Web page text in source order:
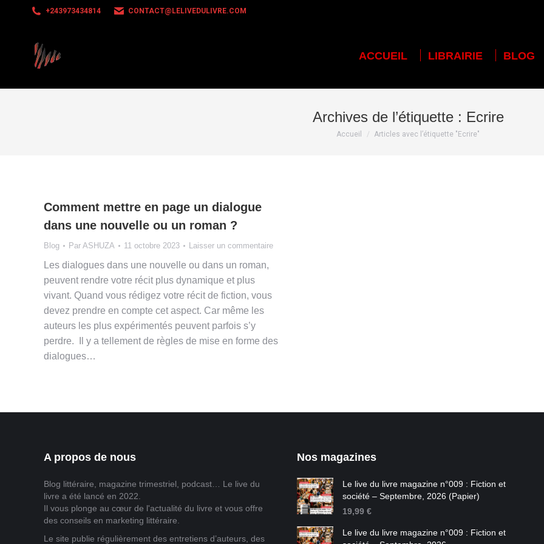
+243973434814 CONTACT@LELIVEDULIVRE.COM
ACCUEIL LIBRAIRIE BLOG
Archives de l’étiquette : Ecrire
Vous êtes ici :
Accueil Articles avec l’étiquette "Ecrire"
Comment mettre en page un dialogue
dans une nouvelle ou un roman ?
Blog Par ASHUZA 11 octobre 2023 Laisser un commentaire
Les dialogues dans une nouvelle ou dans un roman,
peuvent rendre votre récit plus dynamique et plus
vivant. Quand vous rédigez votre récit de fiction, vous
devez prendre en compte cet aspect. Car même les
auteurs les plus expérimentés peuvent parfois s’y
perdre. Il y a tellement de règles de mise en forme des
dialogues…
A propos de nous
Blog littéraire, magazine trimestriel, podcast… Le live du
livre a été lancé en 2022.
Il vous plonge au cœur de l'actualité du livre et vous offre
des conseils en marketing littéraire.
Le site publie régulièrement des entretiens d’auteurs, des
Nos magazines
Le live du livre magazine n°009 : Fiction et
société – Septembre, 2026 (Papier)
19,99 €
Le live du livre magazine n°009 : Fiction et